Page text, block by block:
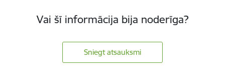
Vai šī informācija bija noderīga?
Sniegt atsauksmi